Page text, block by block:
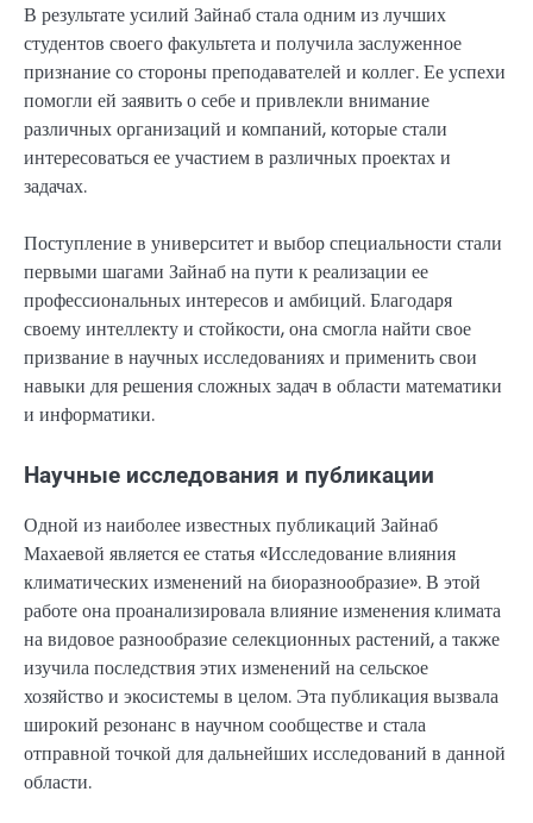
В результате усилий Зайнаб стала одним из лучших
студентов своего факультета и получила заслуженное
признание со стороны преподавателей и коллег. Ее успехи
помогли ей заявить о себе и привлекли внимание
различных организаций и компаний, которые стали
интересоваться ее участием в различных проектах и
задачах.
Поступление в университет и выбор специальности стали
первыми шагами Зайнаб на пути к реализации ее
профессиональных интересов и амбиций. Благодаря
своему интеллекту и стойкости, она смогла найти свое
призвание в научных исследованиях и применить свои
навыки для решения сложных задач в области математики
и информатики.
Научные исследования и публикации
Одной из наиболее известных публикаций Зайнаб
Махаевой является ее статья «Исследование влияния
климатических изменений на биоразнообразие». В этой
работе она проанализировала влияние изменения климата
на видовое разнообразие селекционных растений, а также
изучила последствия этих изменений на сельское
хозяйство и экосистемы в целом. Эта публикация вызвала
широкий резонанс в научном сообществе и стала
отправной точкой для дальнейших исследований в данной
области.